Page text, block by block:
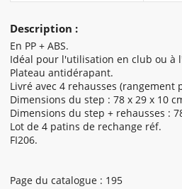
Description :
En PP + ABS.
Idéal pour l'utilisation en club ou à
Plateau antidérapant.
Livré avec 4 rehausses (rangement
Dimensions du step : 78 x 29 x 10
Dimensions du step + rehausses :
Lot de 4 patins de rechange réf.
FI206.
Page du catalogue : 195